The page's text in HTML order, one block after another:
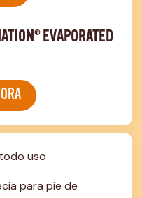
EVAPORATED
uso
para pie de